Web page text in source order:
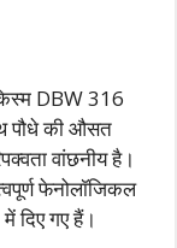
DBW 316
पौधे की औसत
वांछनीय है।
फेनोलॉजिकल
दिए गए हैं।